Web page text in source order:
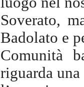
Soverato,
Badolato e
Comunità
riguarda